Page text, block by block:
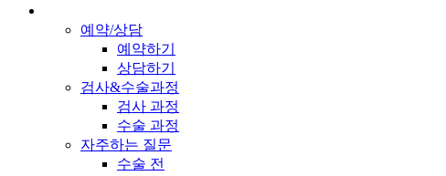
예약/상담
예약하기
상담하기
검사&수술과정
검사 과정
수술 과정
자주하는 질문
수술 전